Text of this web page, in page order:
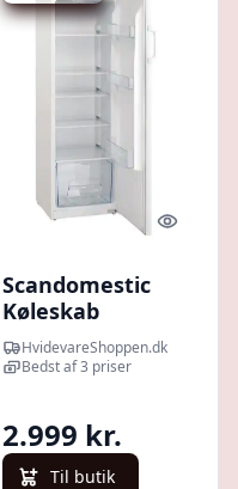
Quick
Scandomestic
Køleskab
SKS201W
HvidevareShoppen.dk
Bedst af 3 priser
2.999 kr.
Til butik